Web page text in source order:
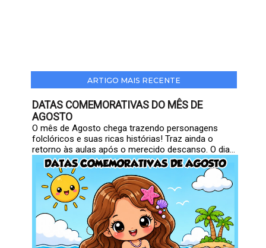
ARTIGO MAIS RECENTE
DATAS COMEMORATIVAS DO MÊS DE
AGOSTO
O mês de Agosto chega trazendo personagens
folclóricos e suas ricas histórias! Traz ainda o
retorno às aulas após o merecido descanso. O dia...